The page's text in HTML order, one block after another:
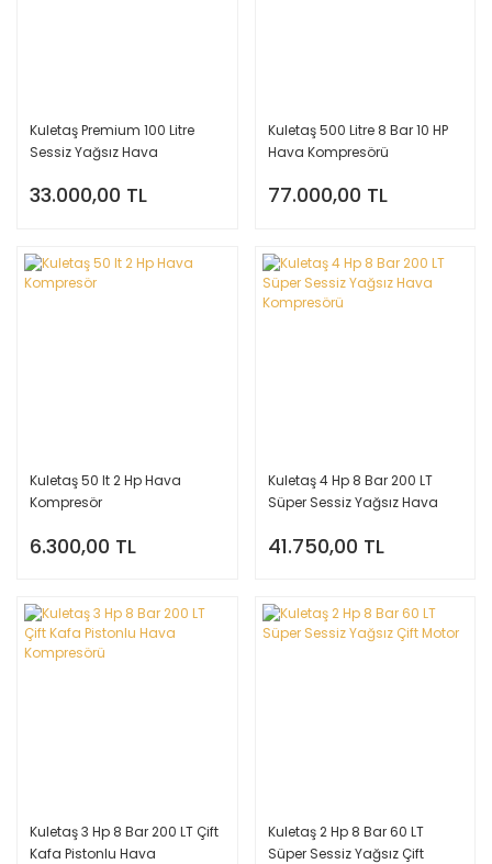
Kuletaş Premium 100 Litre
Sessiz Yağsız Hava
33.000,00 TL
Kuletaş 500 Litre 8 Bar 10 HP
Hava Kompresörü
77.000,00 TL
Kuletaş 50 lt 2 Hp Hava
Kompresör
6.300,00 TL
Kuletaş 4 Hp 8 Bar 200 LT
Süper Sessiz Yağsız Hava
41.750,00 TL
Kuletaş 3 Hp 8 Bar 200 LT Çift
Kafa Pistonlu Hava
Kuletaş 2 Hp 8 Bar 60 LT
Süper Sessiz Yağsız Çift